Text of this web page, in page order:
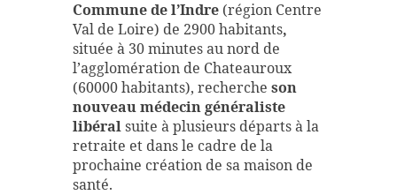
Commune de l’Indre (région Centre
Val de Loire) de 2900 habitants,
située à 30 minutes au nord de
l’agglomération de Chateauroux
(60000 habitants), recherche son
nouveau médecin généraliste
libéral suite à plusieurs départs à la
retraite et dans le cadre de la
prochaine création de sa maison de
santé.